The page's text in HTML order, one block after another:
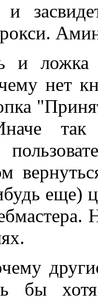
и ложка
нет
еще)
бы